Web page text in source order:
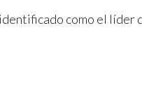
como el líder